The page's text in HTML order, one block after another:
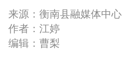
来源：衡南县融媒体中心
作者：江婷
编辑：曹梨